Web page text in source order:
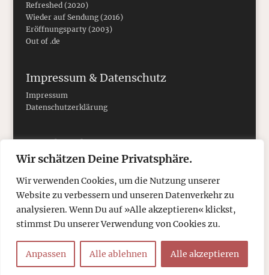
Wir schätzen Deine Privatsphäre.
Wir verwenden Cookies, um die Nutzung unserer
Website zu verbessern und unseren Datenverkehr zu
analysieren. Wenn Du auf »Alle akzeptieren« klickst,
stimmst Du unserer Verwendung von Cookies zu.
Anpassen Alle ablehnen Alle akzeptieren
Refreshed (2020)
Wieder auf Sendung (2016)
Eröffnungsparty (2003)
Out of .de
Impressum & Datenschutz
Impressum
Datenschutzerklärung
Social Media